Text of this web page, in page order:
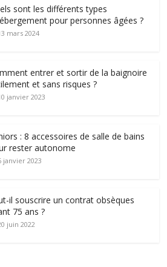
sont les différents types
pour personnes âgées ?
mars 2024
entrer et sortir de la baignoire
et sans risques ?
janvier 2023
: 8 accessoires de salle de bains
rester autonome
janvier 2023
il souscrire un contrat obsèques
75 ans ?
juin 2022